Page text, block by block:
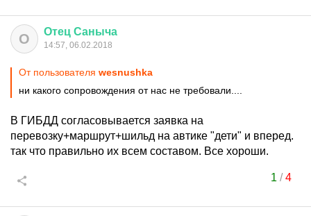
О Отец Саныча
14:57, 06.02.2018
От пользователя wesnushka
ни какого сопровождения от нас не требовали....
В ГИБДД согласовывается заявка на
перевозку+маршрут+шильд на автике "дети" и вперед.
так что правильно их всем составом. Все хороши.
1 /4